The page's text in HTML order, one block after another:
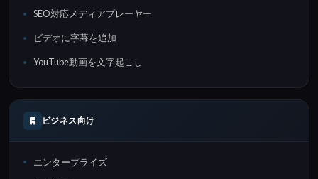
SEO対応メディアプレーヤー
ビデオに字幕を追加
YouTube動画を文字起こし
ビジネス向け
エンタープライズ